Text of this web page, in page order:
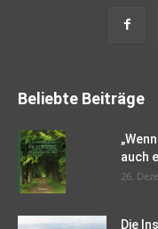
Beliebte Beiträge
auch
26.
Die